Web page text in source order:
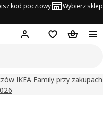
kod pocztowy Wybierz sklep
Hej! Zaloguj się
Lista zakupowa
Koszyk
IKEA Family przy zakupach